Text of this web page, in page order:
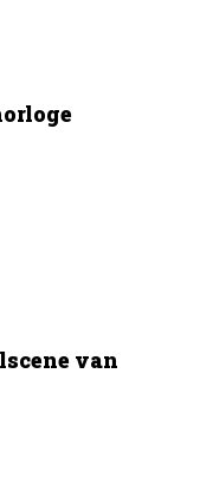
van